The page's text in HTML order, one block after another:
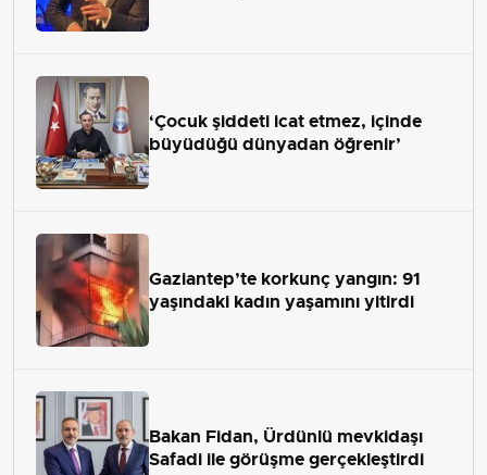
‘Çocuk şiddeti icat etmez, içinde
büyüdüğü dünyadan öğrenir’
Gaziantep’te korkunç yangın: 91
yaşındaki kadın yaşamını yitirdi
Bakan Fidan, Ürdünlü mevkidaşı
Safadi ile görüşme gerçekleştirdi